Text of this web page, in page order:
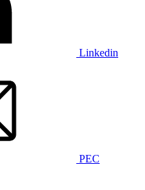
Linkedin
PEC